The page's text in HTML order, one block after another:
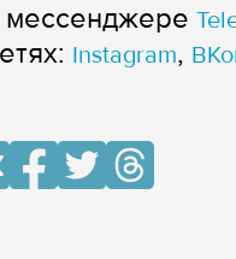
мессенджере
Instagram,